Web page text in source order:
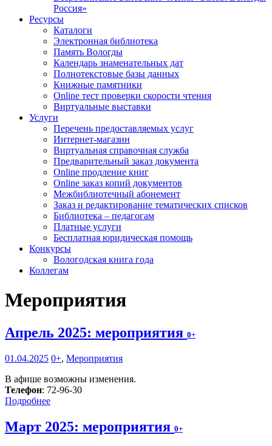
Россия»
Ресурсы
Каталоги
Электронная библиотека
Память Вологды
Календарь знаменательных дат
Полнотекстовые базы данных
Книжные памятники
Online тест проверки скорости чтения
Виртуальные выставки
Услуги
Перечень предоставляемых услуг
Интернет-магазин
Виртуальная справочная служба
Предварительный заказ документа
Online продление книг
Online заказ копий документов
Межбиблиотечный абонемент
Заказ и редактирование тематических списков
Библиотека – педагогам
Платные услуги
Бесплатная юридическая помощь
Конкурсы
Вологодская книга года
Коллегам
Мероприятия
Апрель 2025: мероприятия 0+
01.04.2025 0+, Мероприятия
В афише возможны изменения.
Телефон: 72-96-30
Подробнее
Март 2025: мероприятия 0+